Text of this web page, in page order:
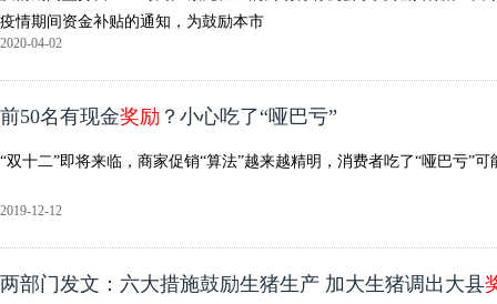
疫情期间资金补贴的通知，为鼓励本市
2020-04-02
前50名有现金奖励 ？小心吃了“哑巴亏”
“双十二”即将来临，商家促销“算法”越来越精明，消费者吃了“哑巴亏”可
2019-12-12
两部门发文：六大措施鼓励生猪生产 加大生猪调出大县